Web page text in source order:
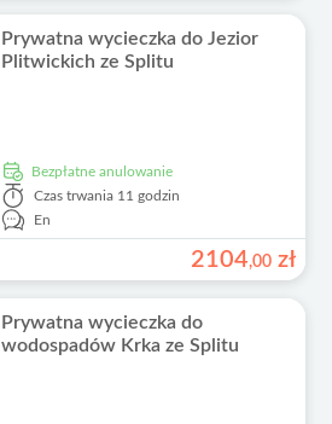
Prywatna wycieczka do Jezior
Plitwickich ze Splitu
Bezpłatne anulowanie
Czas trwania 11 godzin
En
2104,00 zł
Prywatna wycieczka do
wodospadów Krka ze Splitu